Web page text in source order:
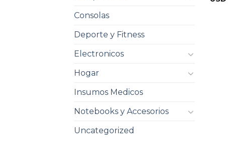
Consolas
Deporte y Fitness
Electronicos
Hogar
Insumos Medicos
Notebooks y Accesorios
Uncategorized